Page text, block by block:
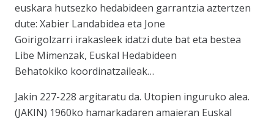
euskara hutsezko hedabideen garrantzia aztertzen
dute: Xabier Landabidea eta Jone
Goirigolzarri irakasleek idatzi dute bat eta bestea
Libe Mimenzak, Euskal Hedabideen
Behatokiko koordinatzaileak…
Jakin 227-228 argitaratu da. Utopien inguruko alea.
(JAKIN) 1960ko hamarkadaren amaieran Euskal